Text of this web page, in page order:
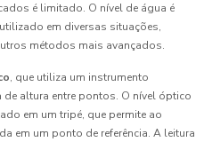
é limitado. O nível de água é
em diversas situações,
métodos mais avançados.
, que utiliza um instrumento
altura entre pontos. O nível óptico
em um tripé, que permite ao
em um ponto de referência. A leitura